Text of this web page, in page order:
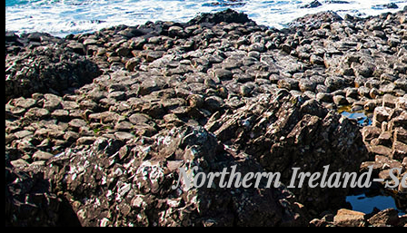
Northern Ireland-